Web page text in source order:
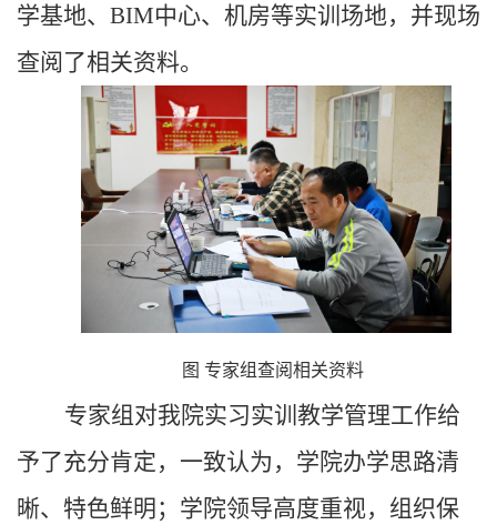
学基地、 BIM中心、机房等实训场地，并现场
查阅了相关资料。
图 专家组查阅相关资料
专家组对我院实习实训教学管理工作给
予了充分肯定，一致认为，学院办学思路清
晰、特色鲜明；学院领导高度重视，组织保